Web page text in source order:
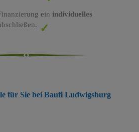
ein individuelles
für Sie bei Baufi Ludwigsburg